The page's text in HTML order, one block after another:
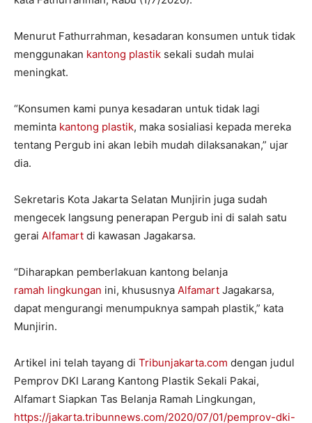
Menurut Fathurrahman, kesadaran konsumen untuk tidak
menggunakan kantong plastik sekali sudah mulai
meningkat.
“Konsumen kami punya kesadaran untuk tidak lagi
meminta kantong plastik, maka sosialiasi kepada mereka
tentang Pergub ini akan lebih mudah dilaksanakan,” ujar
dia.
Sekretaris Kota Jakarta Selatan Munjirin juga sudah
mengecek langsung penerapan Pergub ini di salah satu
gerai Alfamart di kawasan Jagakarsa.
“Diharapkan pemberlakuan kantong belanja
ramah lingkungan ini, khususnya Alfamart Jagakarsa,
dapat mengurangi menumpuknya sampah plastik,” kata
Munjirin.
Artikel ini telah tayang di Tribunjakarta.com dengan judul
Pemprov DKI Larang Kantong Plastik Sekali Pakai,
Alfamart Siapkan Tas Belanja Ramah Lingkungan,
https://jakarta.tribunnews.com/2020/07/01/pemprov-dki-